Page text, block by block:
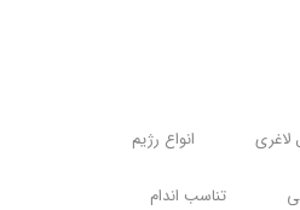
لاغری انواع رژیم
تناسب اندام